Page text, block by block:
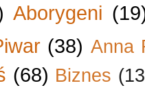
Aborygeni
(38) Anna
(68) Biznes